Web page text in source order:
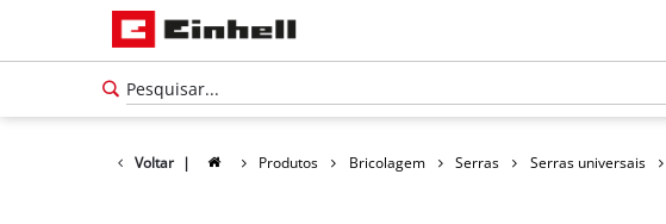
Voltar | Produtos Bricolagem Serras Serras universais